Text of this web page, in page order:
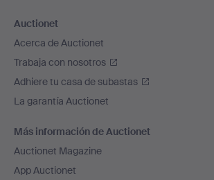
Auctionet
Acerca de Auctionet
Trabaja con nosotros
Adhiere tu casa de subastas
La garantía Auctionet
Más información de Auctionet
Auctionet Magazine
App Auctionet